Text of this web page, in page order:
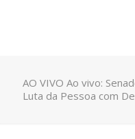
AO VIVO Ao vivo:
Luta da Pessoa com